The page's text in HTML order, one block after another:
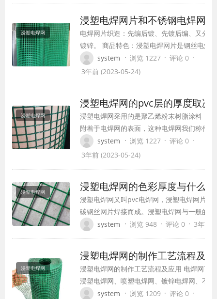
成的塑料薄膜，或加热浸渍液的金属片，
冷却后的塑料涂层的金属表面。这个过程
没有模具，加工…
浸塑电焊网
浸塑电焊网片和不锈钢电焊网
电焊网片织造：先编后镀、先镀后编、又分
镀锌。 商品特色：浸塑电焊网片是钢丝电焊
强的防腐抗氧化，色彩明显，美观大方，防
色，抗紫外线的特性。 浸塑电焊网片选用低
system · 浏览 1227 · 评论 0 ·
3年前 (2023-05-24)
浸塑电焊网
浸塑电焊网的pvc层的厚度取决
浸塑电焊网采用的是聚乙烯粉末树脂涂料，
附着于电焊网的表面，这种电焊网我们称作
其表面的附着物我们称作pvc层。那么大家知
网表面的pvc层的厚度和什么有关吗？ 浸塑
system · 浏览 1227 · 评论 0 ·
3年前 (2023-05-24)
浸塑电焊网 浸塑电焊网的色彩厚度与什么
浸塑电焊网又叫pvc电焊网，浸塑电焊网片主
碳钢丝网片焊接而成。浸塑电焊网与一般的
具有多种色彩。其外表的色彩层主要是选用
网经过特别的工艺加热到一定的温度，当温
system · 浏览 948 · 评论 0 · 3年前
浸塑电焊网
浸塑电焊网的制作工艺流程及
浸塑电焊网的制作工艺流程及应用 电焊网可
浸塑电焊网、喷塑电焊网、镀锌电焊网、不
电焊网等，今天小编就给大家介绍一下浸塑
system · 浏览 1209 · 评论 0 ·